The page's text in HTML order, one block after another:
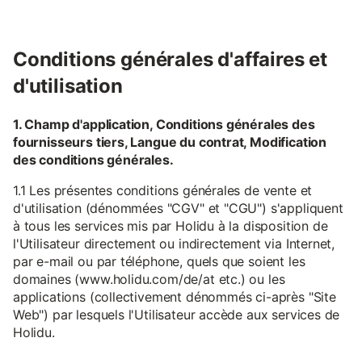
Conditions générales d'affaires et
d'utilisation
1. Champ d'application, Conditions générales des
fournisseurs tiers, Langue du contrat, Modification
des conditions générales.
1.1 Les présentes conditions générales de vente et
d'utilisation (dénommées "CGV" et "CGU") s'appliquent
à tous les services mis par Holidu à la disposition de
l'Utilisateur directement ou indirectement via Internet,
par e-mail ou par téléphone, quels que soient les
domaines (www.holidu.com/de/at etc.) ou les
applications (collectivement dénommés ci-après "Site
Web") par lesquels l'Utilisateur accède aux services de
Holidu.